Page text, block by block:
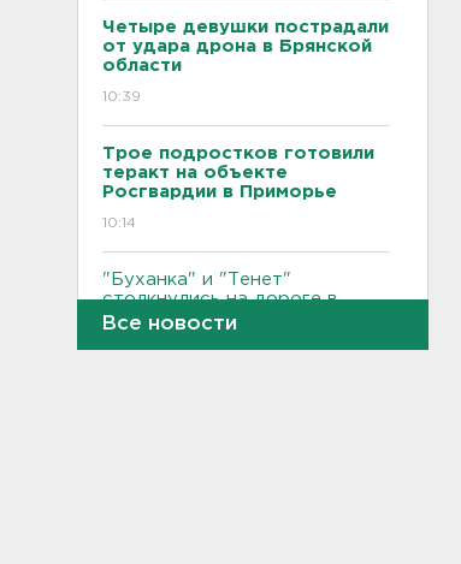
Четыре девушки пострадали
от удара дрона в Брянской
области
10:39
Трое подростков готовили
теракт на объекте
Росгвардии в Приморье
10:14
"Буханка" и "Тенет"
столкнулись на дороге в
Лужском районе. Пострадала
Все новости